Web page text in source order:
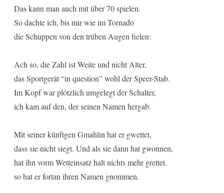
Das kann man auch mit über 70 spielen.
So dachte ich, bis mir wie im Tornado
die Schuppen von den trüben Augen fielen:
Ach so, die Zahl ist Weite und nicht Alter,
das Sportgerät “in question” wohl der Speer-Stab.
Im Kopf war plötzlich umgelegt der Schalter,
ich kam auf den, der seinen Namen hergab.
Mit seiner künftgen Gmahlin hat er gwettet,
dass sie nicht siegt. Und als sie dann hat gwonnen,
hat ihn vorm Wetteinsatz halt nichts mehr grettet.
so hat er fortan ihren Namen gnommen.